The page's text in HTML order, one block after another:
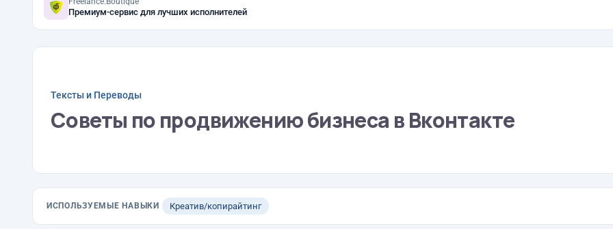
Премиум-сервис для лучших исполнителей
Тексты и Переводы
Советы по продвижению бизнеса в Вконтакте
ИСПОЛЬЗУЕМЫЕ НАВЫКИ Креатив/копирайтинг